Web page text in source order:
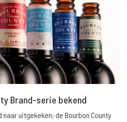
Brand-serie bekend
uitgekeken: de Bourbon County